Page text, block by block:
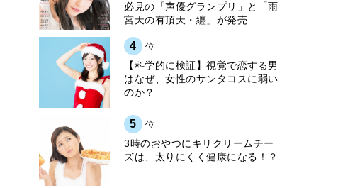
必見の「声優グランプリ」と「雨
宮天の有頂天・纏」が発売
4 位
【科学的に検証】視覚で恋する男
はなぜ、女性のサンタコスに弱い
のか？
5 位
3時のおやつにキリクリームチー
ズは、太りにくく健康になる！？